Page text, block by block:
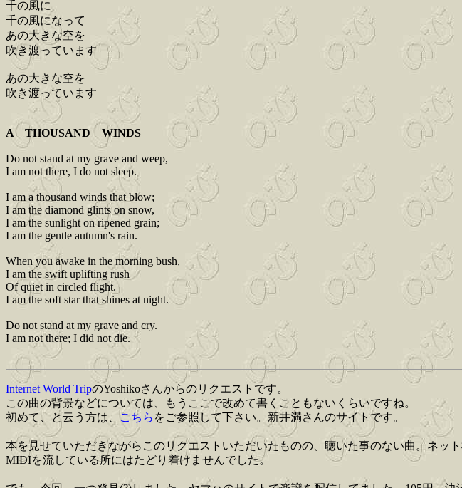
千の風に
千の風になって
あの大きな空を
吹き渡っています
あの大きな空を
吹き渡っています
A THOUSAND WINDS
Do not stand at my grave and weep,
I am not there, I do not sleep.
I am a thousand winds that blow;
I am the diamond glints on snow,
I am the sunlight on ripened grain;
I am the gentle autumn's rain.
When you awake in the morning bush,
I am the swift uplifting rush
Of quiet in circled flight.
I am the soft star that shines at night.
Do not stand at my grave and cry.
I am not there; I did not die.
Internet World TripのYoshikoさんからのリクエストです。
この曲の背景などについては、もうここで改めて書くこともないくらいですね。
初めて、と云う方は、こちら をご参照して下さい。新井満さんのサイトです。
本を見せていただきながらこのリクエストいただいたものの、聴いた事のない曲。ネッ
MIDIを流している所にはたどり着けませんでした。